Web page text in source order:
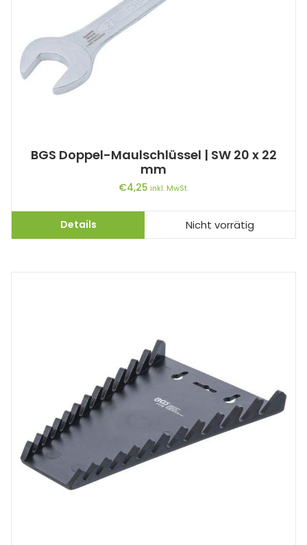
BGS Doppel-Maulschlüssel | SW 20 x 22
mm
€4,25 inkl. MwSt.
Details Nicht vorrätig